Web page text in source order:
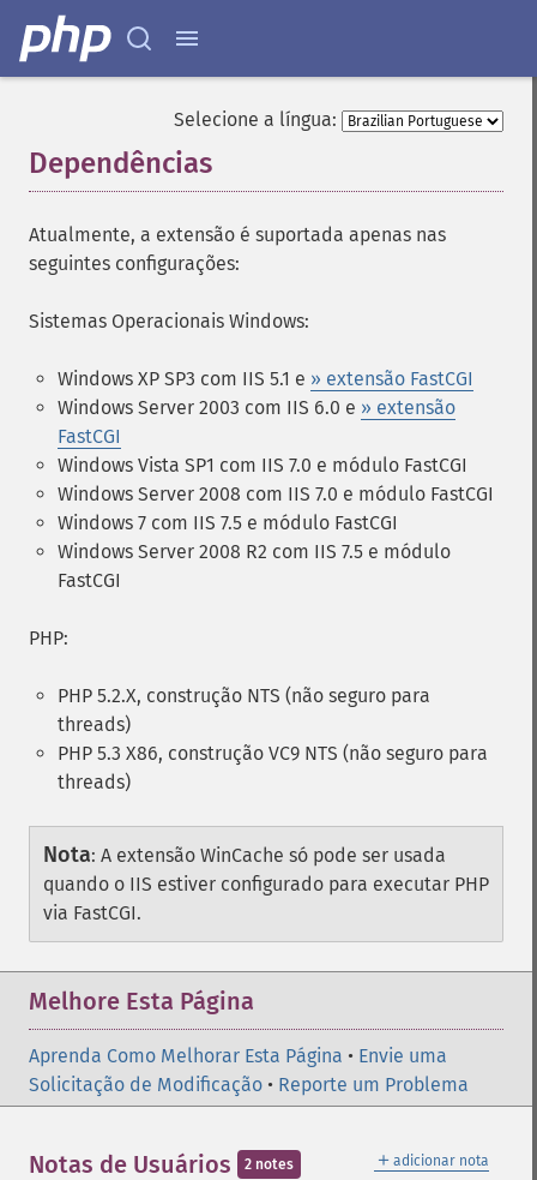
Selecione a língua:
Dependências
Atualmente, a extensão é suportada apenas nas
seguintes configurações:
Sistemas Operacionais Windows:
Windows XP SP3 com IIS 5.1 e » extensão FastCGI
Windows Server 2003 com IIS 6.0 e » extensão
FastCGI
Windows Vista SP1 com IIS 7.0 e módulo FastCGI
Windows Server 2008 com IIS 7.0 e módulo FastCGI
Windows 7 com IIS 7.5 e módulo FastCGI
Windows Server 2008 R2 com IIS 7.5 e módulo
FastCGI
PHP:
PHP 5.2.X, construção NTS (não seguro para
threads)
PHP 5.3 X86, construção VC9 NTS (não seguro para
threads)
Nota: A extensão WinCache só pode ser usada
quando o IIS estiver configurado para executar PHP
via FastCGI.
Melhore Esta Página
Aprenda Como Melhorar Esta Página • Envie uma
Solicitação de Modificação • Reporte um Problema
＋ adicionar nota
Notas de Usuários 2 notes